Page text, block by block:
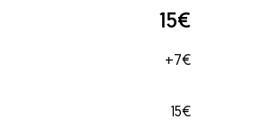
15€
+7€
15€